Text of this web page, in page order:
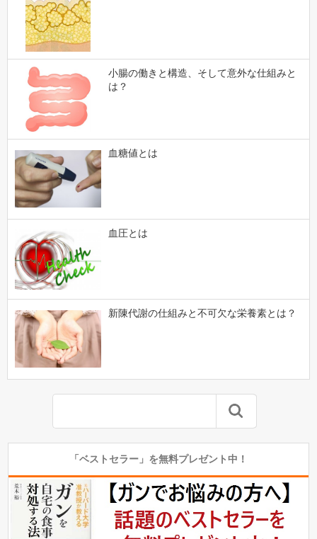
小腸の働きと構造、そして意外な仕組みと
は？
血糖値とは
血圧とは
新陳代謝の仕組みと不可欠な栄養素とは？
「ベストセラー」を無料プレゼント中！